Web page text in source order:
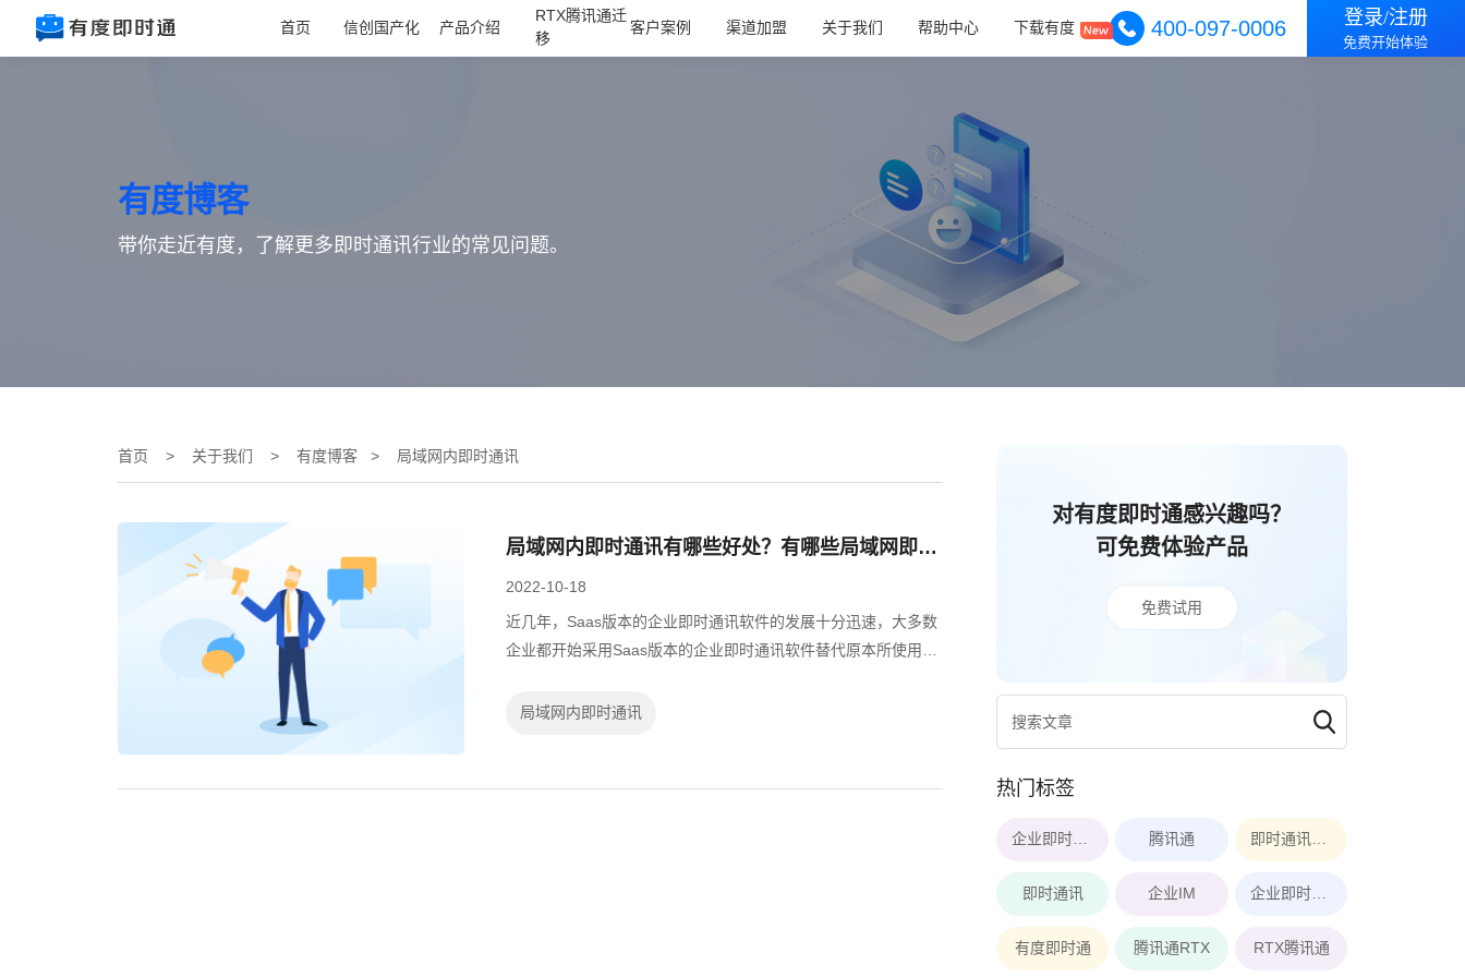
首页 信创国产化 产品介绍
RTX腾讯通迁
移
客户案例 渠道加盟 关于我们 帮助中心 下载有度 400-097-0006 登录/注册
免费开始体验
有度博客
带你走近有度，了解更多即时通讯行业的常见问题。
首页 > 关于我们 > 有度博客> 局域网内即时通讯
局域网内即时通讯有哪些好处？有哪些局域网即时通讯软件？
2022-10-18
近几年，Saas版本的企业即时通讯软件的发展十分迅速，大多数
企业都开始采用Saas版本的企业即时通讯软件替代原本所使用的
局域网即时通讯软件对比Saas版...
局域网内即时通讯
对有度即时通感兴趣吗？
可免费体验产品
免费试用
热门标签
企业即时通讯软件 腾讯通 即时通讯软件
即时通讯 企业IM 企业即时通讯
有度即时通 腾讯通RTX RTX腾讯通